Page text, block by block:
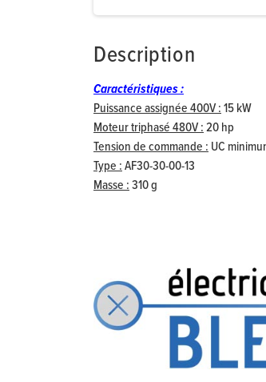
Description
Caractéristiques :
Puissance assignée 400V :15 kW
Moteur triphasé 480V :20 hp
Tension de commande : UC
Type :AF30-30-00-13
Masse :310 g